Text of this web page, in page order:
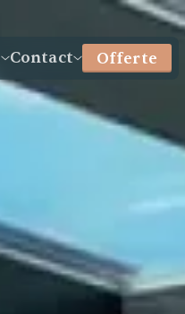
Contact Offerte